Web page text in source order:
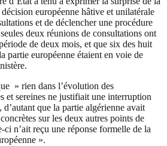
européenne hâtive et unilatérale
et de déclencher une procédure
deux réunions de consultations ont
de deux mois, et que six des huit
partie européenne étaient en voie de
» rien dans l’évolution des
et sereines ne justifiait une interruption
que la partie algérienne avait
sur les deux autres points de
ci n’ait reçu une réponse formelle de la
».